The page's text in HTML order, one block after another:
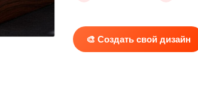
🎨 Создать свой дизайн